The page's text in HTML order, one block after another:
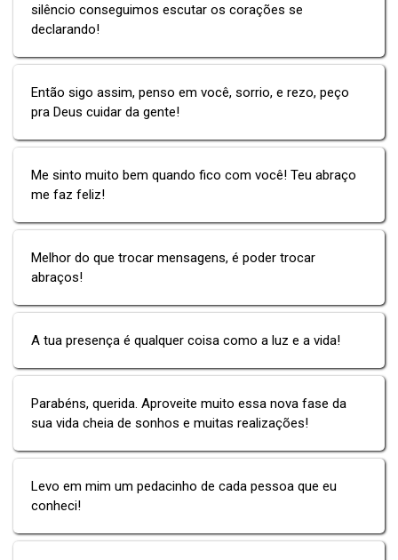
silêncio conseguimos escutar os corações se
declarando!
Então sigo assim, penso em você, sorrio, e rezo, peço
pra Deus cuidar da gente!
Me sinto muito bem quando fico com você! Teu abraço
me faz feliz!
Melhor do que trocar mensagens, é poder trocar
abraços!
A tua presença é qualquer coisa como a luz e a vida!
Parabéns, querida. Aproveite muito essa nova fase da
sua vida cheia de sonhos e muitas realizações!
Levo em mim um pedacinho de cada pessoa que eu
conheci!